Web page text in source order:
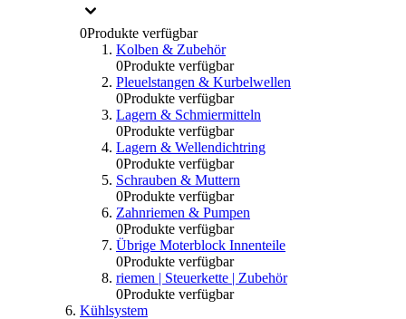
0Produkte verfügbar
Kolben & Zubehör
0Produkte verfügbar
Pleuelstangen & Kurbelwellen
0Produkte verfügbar
Lagern & Schmiermitteln
0Produkte verfügbar
Lagern & Wellendichtring
0Produkte verfügbar
Schrauben & Muttern
0Produkte verfügbar
Zahnriemen & Pumpen
0Produkte verfügbar
Übrige Moterblock Innenteile
0Produkte verfügbar
riemen | Steuerkette | Zubehör
0Produkte verfügbar
Kühlsystem